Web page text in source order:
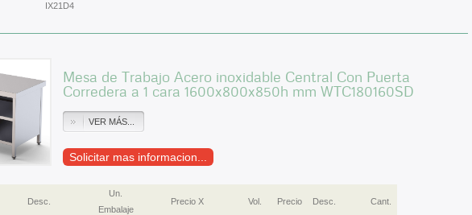
IX21D4
Mesa de Trabajo Acero inoxidable Central Con Puerta
Corredera a 1 cara 1600x800x850h mm WTC180160SD
VER MÁS...
Solicitar mas informacion...
Desc.
Un.
Embalaje
Precio X Vol. Precio Desc. Cant.